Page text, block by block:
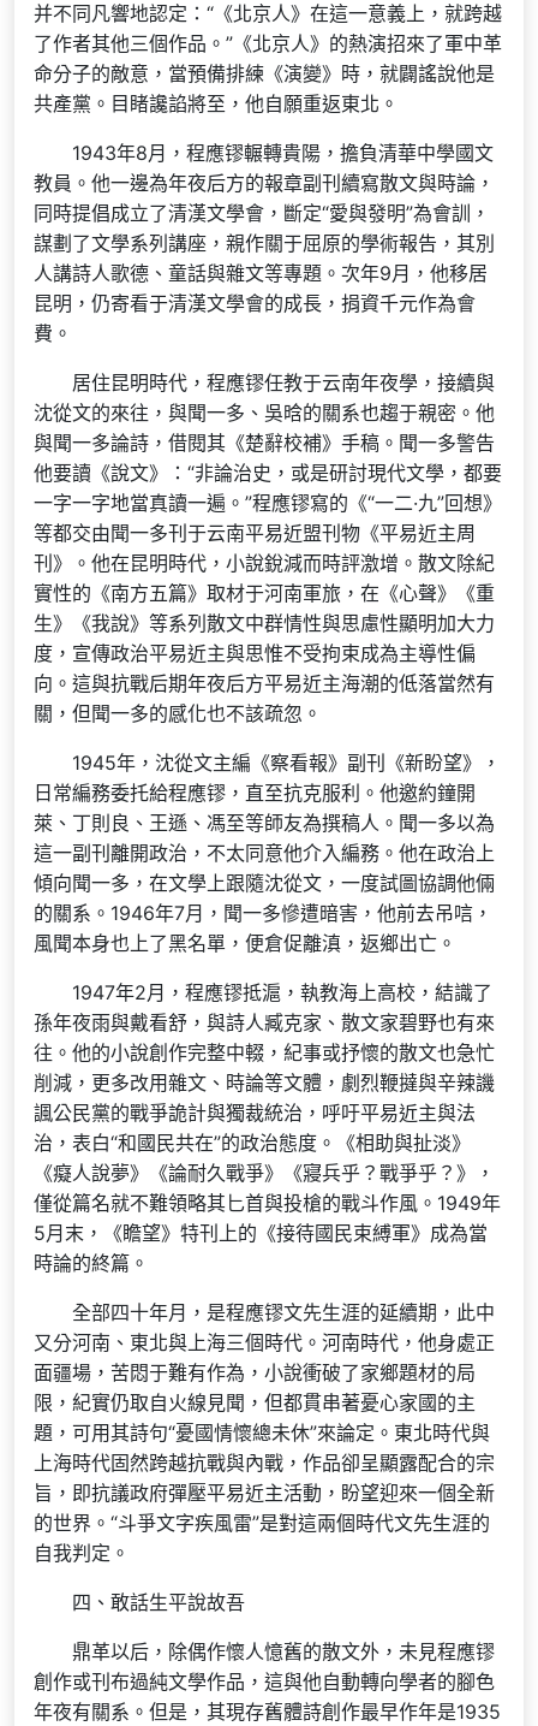
并不同凡響地認定：“《北京人》在這一意義上，就跨越
了作者其他三個作品。”《北京人》的熱演招來了軍中革
命分子的敵意，當預備排練《演變》時，就闢謠說他是
共產黨。目睹讒諂將至，他自願重返東北。
1943年8月，程應镠輾轉貴陽，擔負清華中學國文
教員。他一邊為年夜后方的報章副刊續寫散文與時論，
同時提倡成立了清漢文學會，斷定“愛與發明”為會訓，
謀劃了文學系列講座，親作關于屈原的學術報告，其別
人講詩人歌德、童話與雜文等專題。次年9月，他移居
昆明，仍寄看于清漢文學會的成長，捐資千元作為會
費。
居住昆明時代，程應镠任教于云南年夜學，接續與
沈從文的來往，與聞一多、吳晗的關系也趨于親密。他
與聞一多論詩，借閱其《楚辭校補》手稿。聞一多警告
他要讀《說文》：“非論治史，或是研討現代文學，都要
一字一字地當真讀一遍。”程應镠寫的《“一二·九”回想》
等都交由聞一多刊于云南平易近盟刊物《平易近主周
刊》。他在昆明時代，小說銳減而時評激增。散文除紀
實性的《南方五篇》取材于河南軍旅，在《心聲》《重
生》《我說》等系列散文中群情性與思慮性顯明加大力
度，宣傳政治平易近主與思惟不受拘束成為主導性偏
向。這與抗戰后期年夜后方平易近主海潮的低落當然有
關，但聞一多的感化也不該疏忽。
1945年，沈從文主編《察看報》副刊《新盼望》，
日常編務委托給程應镠，直至抗克服利。他邀約鐘開
萊、丁則良、王遜、馮至等師友為撰稿人。聞一多以為
這一副刊離開政治，不太同意他介入編務。他在政治上
傾向聞一多，在文學上跟隨沈從文，一度試圖協調他倆
的關系。1946年7月，聞一多慘遭暗害，他前去吊唁，
風聞本身也上了黑名單，便倉促離滇，返鄉出亡。
1947年2月，程應镠抵滬，執教海上高校，結識了
孫年夜雨與戴看舒，與詩人臧克家、散文家碧野也有來
往。他的小說創作完整中輟，紀事或抒懷的散文也急忙
削減，更多改用雜文、時論等文體，劇烈鞭撻與辛辣譏
諷公民黨的戰爭詭計與獨裁統治，呼吁平易近主與法
治，表白“和國民共在”的政治態度。《相助與扯淡》
《癡人說夢》《論耐久戰爭》《寢兵乎？戰爭乎？》，
僅從篇名就不難領略其匕首與投槍的戰斗作風。1949年
5月末，《瞻望》特刊上的《接待國民束縛軍》成為當
時論的終篇。
全部四十年月，是程應镠文先生涯的延續期，此中
又分河南、東北與上海三個時代。河南時代，他身處正
面疆場，苦悶于難有作為，小說衝破了家鄉題材的局
限，紀實仍取自火線見聞，但都貫串著憂心家國的主
題，可用其詩句“憂國情懷總未休”來論定。東北時代與
上海時代固然跨越抗戰與內戰，作品卻呈顯露配合的宗
旨，即抗議政府彈壓平易近主活動，盼望迎來一個全新
的世界。“斗爭文字疾風雷”是對這兩個時代文先生涯的
自我判定。
四、敢話生平說故吾
鼎革以后，除偶作懷人憶舊的散文外，未見程應镠
創作或刊布過純文學作品，這與他自動轉向學者的腳色
年夜有關系。但是，其現存舊體詩創作最早作年是1935